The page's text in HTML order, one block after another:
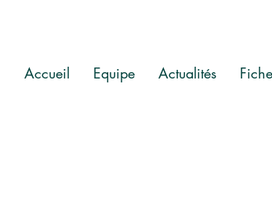
Accueil Equipe Actualités